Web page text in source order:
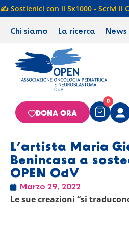
✍️ Sostienici con il 5x1000 - Scrivi il
Chi siamo La ricerca News
0
DONA ORA
L’artista Maria
Benincasa a
OPEN OdV
Marzo 29, 2022
Le sue creazioni “si